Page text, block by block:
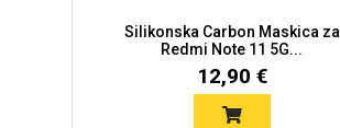
Silikonska Carbon Maskica za
Redmi Note 11 5G...
12,90 €
Najprodavanije - TOP 100
Spigen maskice
Adapteri za mobitel